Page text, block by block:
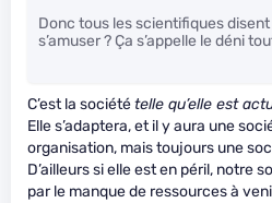
Donc tous les scientifiques disent
s’amuser ? Ça s’appelle le déni
C’est la sociétételle qu’elle est
Elle s’adaptera, et il y aura une
organisation, mais toujours une
D’ailleurs si elle est en péril, notre
par le manque de ressources à